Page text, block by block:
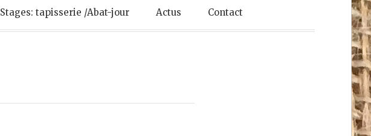
Stages: tapisserie /Abat-jour Actus Contact